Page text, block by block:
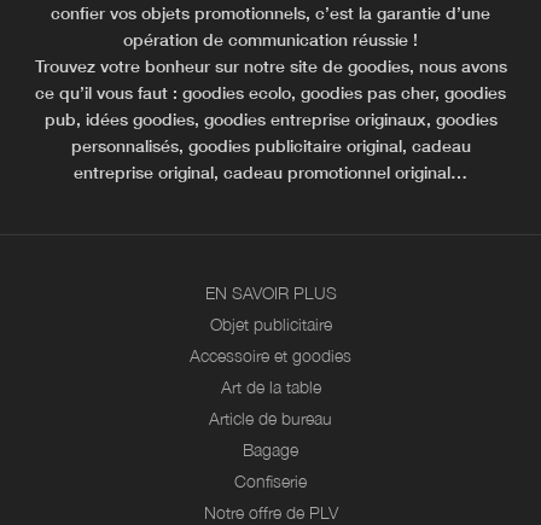
confier vos objets promotionnels, c’est la garantie d’une
opération de communication réussie !
Trouvez votre bonheur sur notre site de goodies, nous avons
ce qu’il vous faut : goodies ecolo, goodies pas cher, goodies
pub, idées goodies, goodies entreprise originaux, goodies
personnalisés, goodies publicitaire original, cadeau
entreprise original, cadeau promotionnel original…
EN SAVOIR PLUS
Objet publicitaire
Accessoire et goodies
Art de la table
Article de bureau
Bagage
Confiserie
Notre offre de PLV